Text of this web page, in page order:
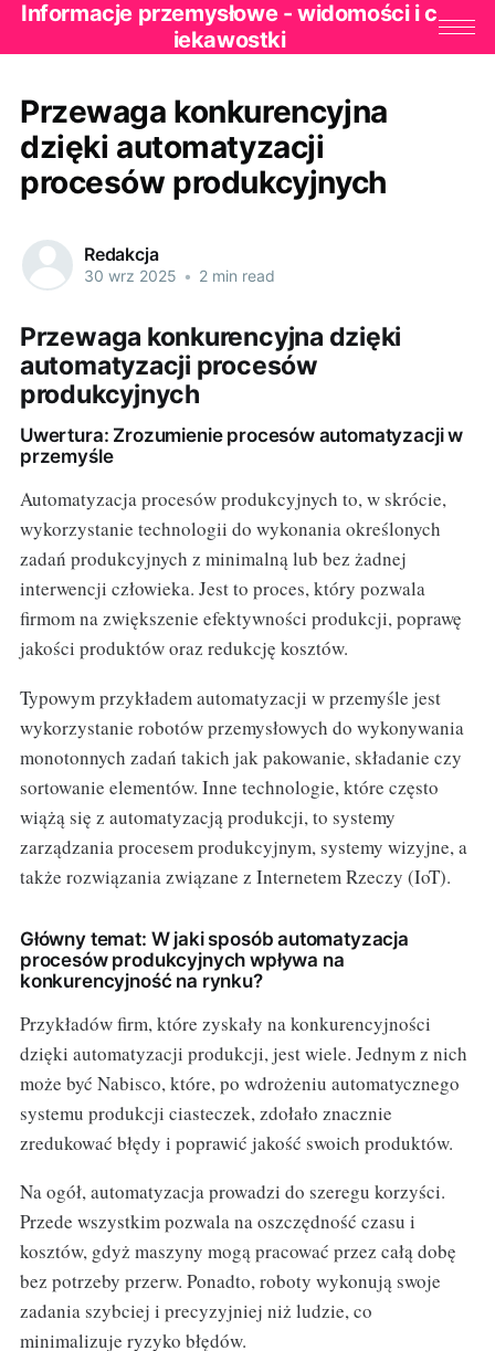
Informacje przemysłowe - widomości i c
iekawostki
Przewaga konkurencyjna
dzięki automatyzacji
procesów produkcyjnych
Redakcja
30 wrz 2025 • 2 min read
Przewaga konkurencyjna dzięki
automatyzacji procesów
produkcyjnych
Uwertura: Zrozumienie procesów automatyzacji w
przemyśle
Automatyzacja procesów produkcyjnych to, w skrócie,
wykorzystanie technologii do wykonania określonych
zadań produkcyjnych z minimalną lub bez żadnej
interwencji człowieka. Jest to proces, który pozwala
firmom na zwiększenie efektywności produkcji, poprawę
jakości produktów oraz redukcję kosztów.
Typowym przykładem automatyzacji w przemyśle jest
wykorzystanie robotów przemysłowych do wykonywania
monotonnych zadań takich jak pakowanie, składanie czy
sortowanie elementów. Inne technologie, które często
wiążą się z automatyzacją produkcji, to systemy
zarządzania procesem produkcyjnym, systemy wizyjne, a
także rozwiązania związane z Internetem Rzeczy (IoT).
Główny temat: W jaki sposób automatyzacja
procesów produkcyjnych wpływa na
konkurencyjność na rynku?
Przykładów firm, które zyskały na konkurencyjności
dzięki automatyzacji produkcji, jest wiele. Jednym z nich
może być Nabisco, które, po wdrożeniu automatycznego
systemu produkcji ciasteczek, zdołało znacznie
zredukować błędy i poprawić jakość swoich produktów.
Na ogół, automatyzacja prowadzi do szeregu korzyści.
Przede wszystkim pozwala na oszczędność czasu i
kosztów, gdyż maszyny mogą pracować przez całą dobę
bez potrzeby przerw. Ponadto, roboty wykonują swoje
zadania szybciej i precyzyjniej niż ludzie, co
minimalizuje ryzyko błędów.